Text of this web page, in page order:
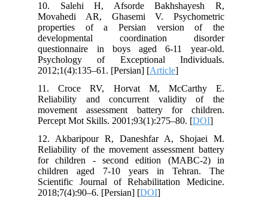
10. Salehi H, Afsorde Bakhshayesh R,
Movahedi AR, Ghasemi V. Psychometric
properties of a Persian version of the
developmental coordination disorder
questionnaire in boys aged 6-11 year-old.
Psychology of Exceptional Individuals.
2012;1(4):135–61. [Persian] [Article
11. Croce RV, Horvat M, McCarthy E.
Reliability and concurrent validity of the
movement assessment battery for children.
Percept Mot Skills. 2001;93(1):275–80. [DOI
12. Akbaripour R, Daneshfar A, Shojaei M.
Reliability of the movement assessment battery
for children - second edition (MABC-2) in
children aged 7-10 years in Tehran. The
Scientific Journal of Rehabilitation Medicine.
2018;7(4):90–6. [Persian] [DOI